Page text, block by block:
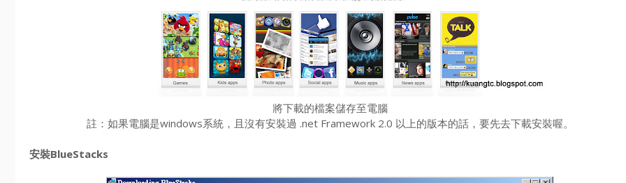
將下載的檔案儲存至電腦
註：如果電腦是windows系統，且沒有安裝過 .net Framework 2.0 以上的版本的話，要先去下載安裝喔。
安裝BlueStacks